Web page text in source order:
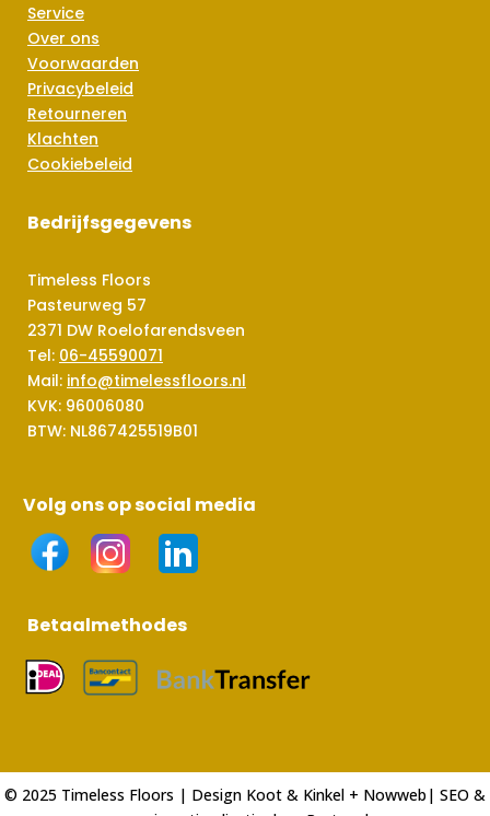
Service
Over ons
Voorwaarden
Privacybeleid
Retourneren
Klachten
Cookiebeleid
Bedrijfsgegevens
Timeless Floors
Pasteurweg 57
2371 DW Roelofarendsveen
Tel: 06-45590071
Mail: info@timelessfloors.nl
KVK: 96006080
BTW: NL867425519B01
Volg ons op social media
Betaalmethodes
© 2025 Timeless Floors | Design Koot & Kinkel + Nowweb | SEO &